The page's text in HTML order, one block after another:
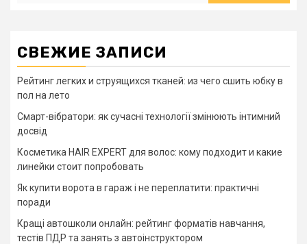
СВЕЖИЕ ЗАПИСИ
Рейтинг легких и струящихся тканей: из чего сшить юбку в
пол на лето
Смарт-вібратори: як сучасні технології змінюють інтимний
досвід
Косметика HAIR EXPERT для волос: кому подходит и какие
линейки стоит попробовать
Як купити ворота в гараж і не переплатити: практичні
поради
Кращі автошколи онлайн: рейтинг форматів навчання,
тестів ПДР та занять з автоінструктором